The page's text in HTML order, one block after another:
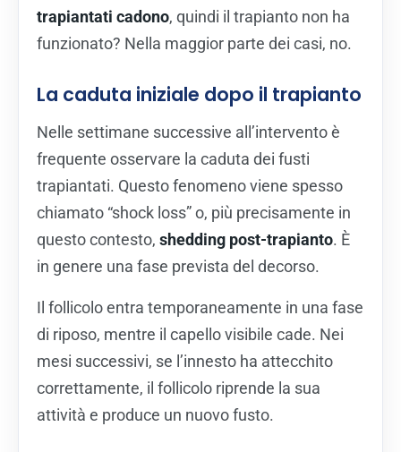
trapiantati cadono, quindi il trapianto non ha
funzionato? Nella maggior parte dei casi, no.
La caduta iniziale dopo il trapianto
Nelle settimane successive all’intervento è
frequente osservare la caduta dei fusti
trapiantati. Questo fenomeno viene spesso
chiamato “shock loss” o, più precisamente in
questo contesto, shedding post-trapianto. È
in genere una fase prevista del decorso.
Il follicolo entra temporaneamente in una fase
di riposo, mentre il capello visibile cade. Nei
mesi successivi, se l’innesto ha attecchito
correttamente, il follicolo riprende la sua
attività e produce un nuovo fusto.